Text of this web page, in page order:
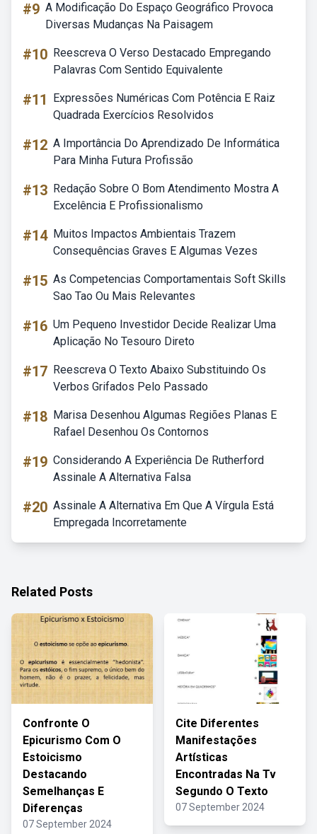
#9 A Modificação Do Espaço Geográfico Provoca
Diversas Mudanças Na Paisagem
#10 Reescreva O Verso Destacado Empregando
Palavras Com Sentido Equivalente
#11
Expressões Numéricas Com Potência E Raiz
Quadrada Exercícios Resolvidos
#12 A Importância Do Aprendizado De Informática
Para Minha Futura Profissão
#13 Redação Sobre O Bom Atendimento Mostra A
Excelência E Profissionalismo
#14 Muitos Impactos Ambientais Trazem
Consequências Graves E Algumas Vezes
#15 As Competencias Comportamentais Soft Skills
Sao Tao Ou Mais Relevantes
#16 Um Pequeno Investidor Decide Realizar Uma
Aplicação No Tesouro Direto
#17 Reescreva O Texto Abaixo Substituindo Os
Verbos Grifados Pelo Passado
#18 Marisa Desenhou Algumas Regiões Planas E
Rafael Desenhou Os Contornos
#19 Considerando A Experiência De Rutherford
Assinale A Alternativa Falsa
#20 Assinale A Alternativa Em Que A Vírgula Está
Empregada Incorretamente
Related Posts
Confronte O
Epicurismo Com O
Estoicismo
Destacando
Semelhanças E
Diferenças
07 September 2024
Cite Diferentes
Manifestações
Artísticas
Encontradas Na Tv
Segundo O Texto
07 September 2024